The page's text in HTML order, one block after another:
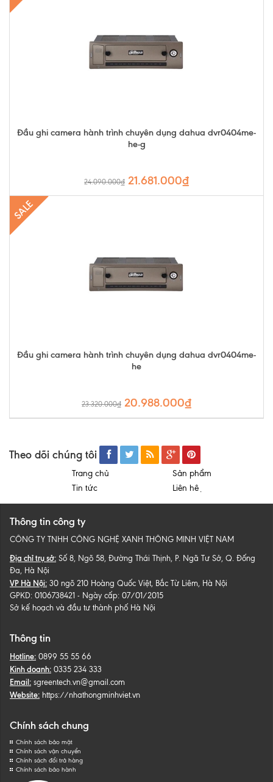
Đầu ghi camera hành trình chuyên dụng dahua dvr0404me-
he-g
24.090.000₫ 21.681.000₫
SALE
Đầu ghi camera hành trình chuyên dụng dahua dvr0404me-
he
23.320.000₫ 20.988.000₫
Theo dõi chúng tôi
Trang chủ
Sản phẩm
Tin tức
Liên hệ
Thông tin công ty
CÔNG TY TNHH CÔNG NGHỆ XANH THÔNG MINH VIỆT NAM
Địa chỉ trụ sở: Số 8, Ngõ 58, Đường Thái Thịnh, P. Ngã Tư Sở, Q. Đống
Đa, Hà Nội
VP Hà Nội: 30 ngõ 210 Hoàng Quốc Việt, Bắc Từ Liêm, Hà Nội
GPKD: 0106738421 - Ngày cấp: 07/01/2015
Sở kế hoạch và đầu tư thành phố Hà Nội
Thông tin
Hotline: 0899 55 55 66
Kinh doanh: 0335 234 333
Email: sgreentech.vn@gmail.com
Website: https://nhathongminhviet.vn
Chính sách chung
Chính sách bảo mật
Chính sách vận chuyển
Chính sách đổi trả hàng
Chính sách bảo hành